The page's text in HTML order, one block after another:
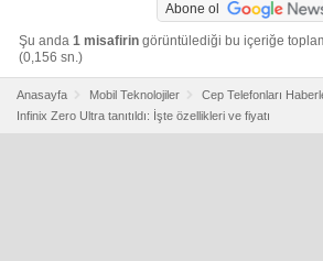
Abone ol
Şu anda 1 misafirin görüntülediği bu içeriğe
(0,156 sn.)
Anasayfa Mobil Teknolojiler
Cep Telefonları
Infinix Zero Ultra tanıtıldı: İşte özellikleri ve fiyatı